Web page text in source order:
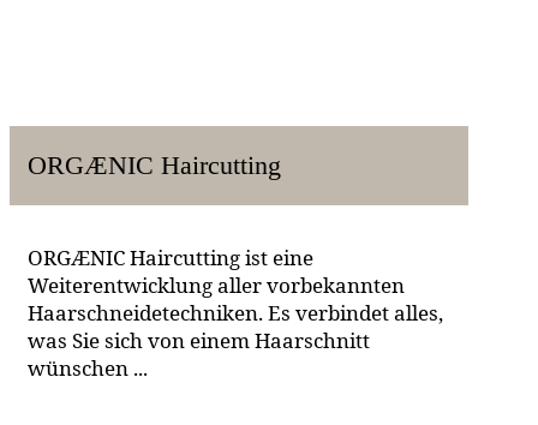
ORGÆNIC Haircutting
ORGÆNIC Haircutting ist eine
Weiterentwicklung aller vorbekannten
Haarschneidetechniken. Es verbindet alles,
was Sie sich von einem Haarschnitt
wünschen ...